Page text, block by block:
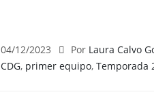
04/12/2023 Por Laura Calvo
CDG, primer equipo,Temporada